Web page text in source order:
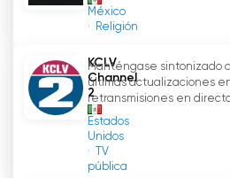
le permite a los usuarios ver
directo desde cualquier
En resumen, Univisión es
para aquellos que buscan
español sin tener que pagar
mensual. Ofrece una amplia
contenidos, incluyendo
grabados y contenido
México
Religión
KCLV
Channel
2
Estados
Unidos
TV
pública
Manténgase sintonizado
últimas actualizaciones
retransmisiones en